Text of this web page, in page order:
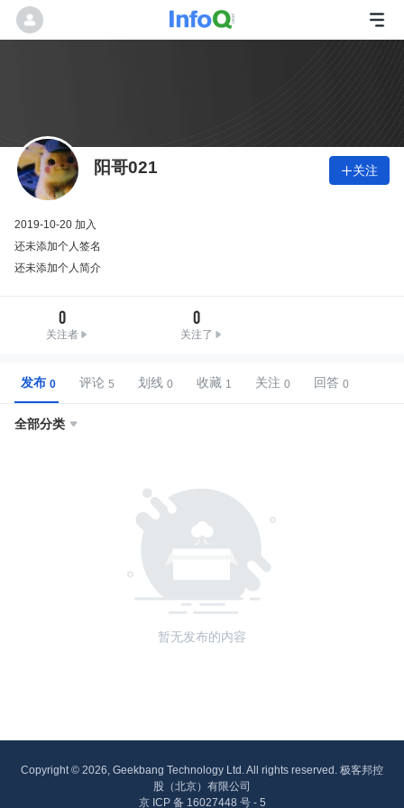
阳哥021 关注
2019-10-20 加入
还未添加个人签名
还未添加个人简介
0
关注者
0
关注了
发布 评论 划线 收藏 关注 回答
全部分类 
暂无发布的内容
Copyright © 2026, Geekbang Technology Ltd. All rights reserved. 极客邦控
股（北京）有限公司
京 ICP 备 16027448 号 - 5